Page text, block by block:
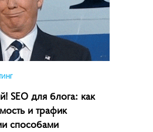
SEO для блога: как
и трафик
способами